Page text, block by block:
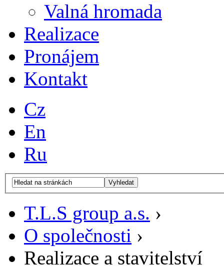
Valná hromada
Realizace
Pronájem
Kontakt
Cz
En
Ru
Vyhledat
T.L.S group a.s. ›
O společnosti ›
Realizace a stavitelství